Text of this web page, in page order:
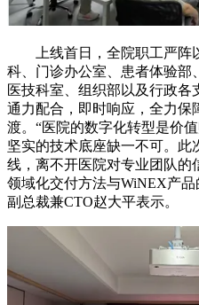
上线首日，全院职工严阵
科、门诊办公室、患者体验部
医技科室、组织部以及行政
通力配合，即时响应，全力保
渡。“医院的数字化转型是价
坚实的技术底座缺一不可。
线，离不开医院对专业团队的
领域化交付方法与WiNEX产
副总裁兼CTO赵大平表示。